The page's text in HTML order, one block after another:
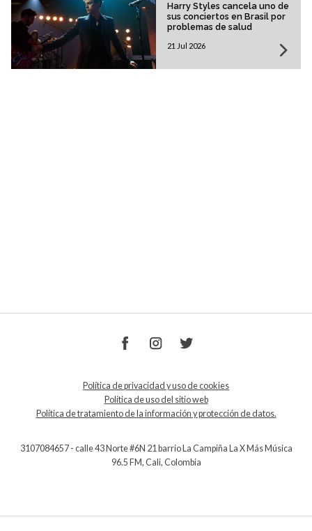
Harry Styles cancela uno de
sus conciertos en Brasil por
problemas de salud
21 Jul 2026
Política de privacidad y uso de cookies
Política de uso del sitio web
Política de tratamiento de la información y protección de datos.
3107084657 - calle 43 Norte #6N 21 barrio La Campiña La X Más Música
96.5 FM, Cali, Colombia